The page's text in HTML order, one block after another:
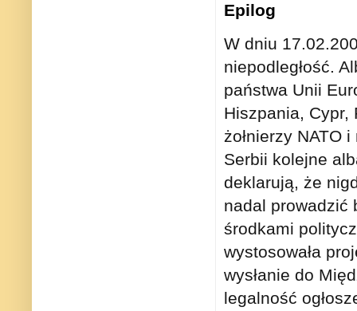
Epilog
W dniu
niepodległość.
państwa Unii
Hiszpania, Cypr,
żołnierzy NATO
Serbii kolejne
deklarują, że
nadal prowadzić
środkami
wystosowała
wysłanie do
legalność